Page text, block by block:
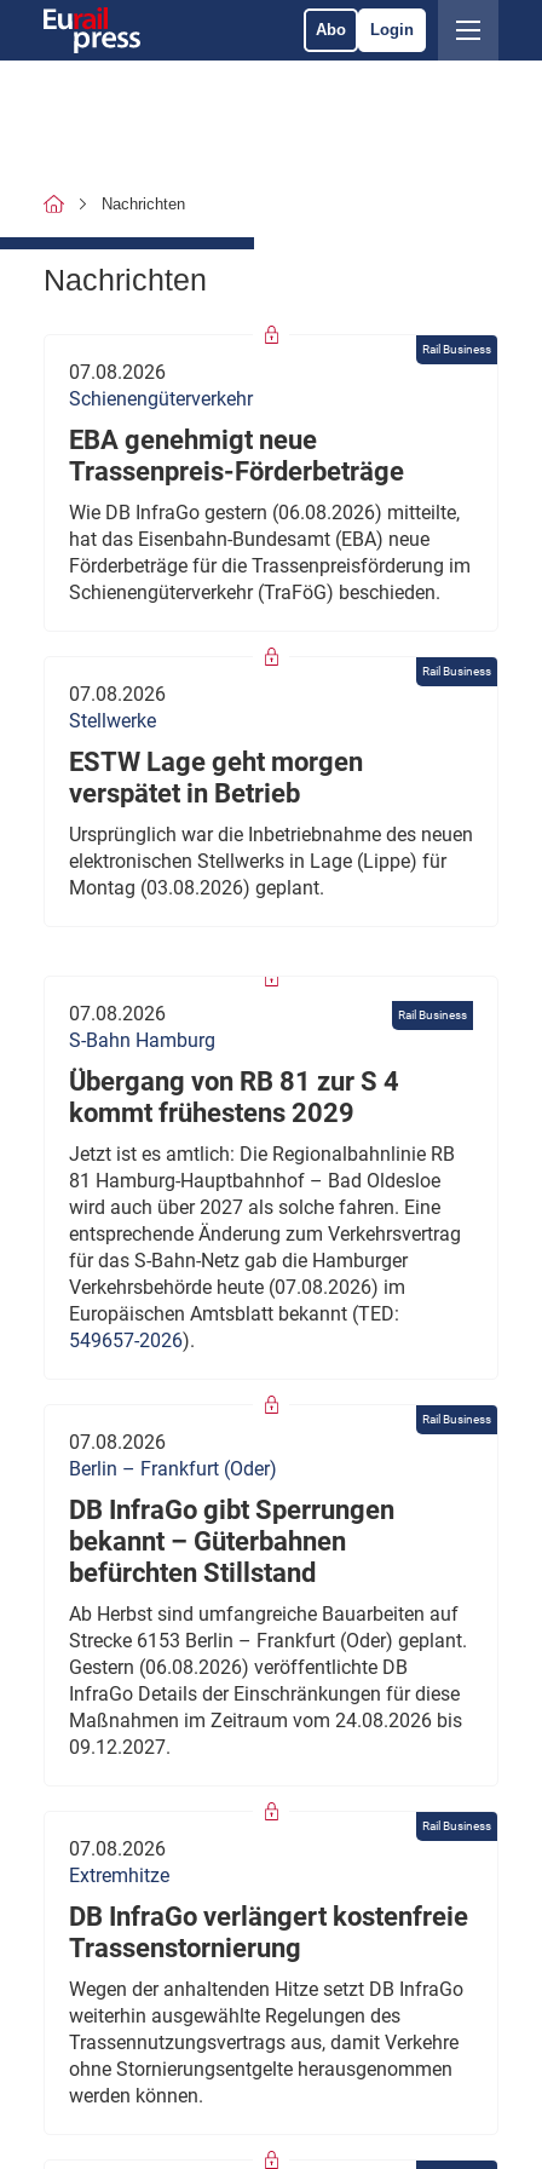
Abo Login
Nachrichten
Nachrichten
Rail Business
07.08.2026
Schienengüterverkehr
EBA genehmigt neue
Trassenpreis-Förderbeträge
Wie DB InfraGo gestern (06.08.2026) mitteilte,
hat das Eisenbahn-Bundesamt (EBA) neue
Förderbeträge für die Trassenpreisförderung im
Schienengüterverkehr (TraFöG) beschieden.
Rail Business
07.08.2026
Stellwerke
ESTW Lage geht morgen
verspätet in Betrieb
Ursprünglich war die Inbetriebnahme des neuen
elektronischen Stellwerks in Lage (Lippe) für
Montag (03.08.2026) geplant.
Rail Business
07.08.2026
S-Bahn Hamburg
Übergang von RB 81 zur S 4
kommt frühestens 2029
Jetzt ist es amtlich: Die Regionalbahnlinie RB
81 Hamburg-Hauptbahnhof – Bad Oldesloe
wird auch über 2027 als solche fahren. Eine
entsprechende Änderung zum Verkehrsvertrag
für das S-Bahn-Netz gab die Hamburger
Verkehrsbehörde heute (07.08.2026) im
Europäischen Amtsblatt bekannt (TED:
549657-2026).
Rail Business
07.08.2026
Berlin – Frankfurt (Oder)
DB InfraGo gibt Sperrungen
bekannt – Güterbahnen
befürchten Stillstand
Ab Herbst sind umfangreiche Bauarbeiten auf
Strecke 6153 Berlin – Frankfurt (Oder) geplant.
Gestern (06.08.2026) veröffentlichte DB
InfraGo Details der Einschränkungen für diese
Maßnahmen im Zeitraum vom 24.08.2026 bis
09.12.2027.
Rail Business
07.08.2026
Extremhitze
DB InfraGo verlängert kostenfreie
Trassenstornierung
Wegen der anhaltenden Hitze setzt DB InfraGo
weiterhin ausgewählte Regelungen des
Trassennutzungsvertrags aus, damit Verkehre
ohne Stornierungsentgelte herausgenommen
werden können.